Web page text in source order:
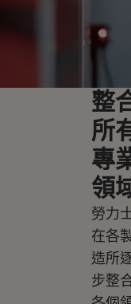
整
所
專
領
勞力
在各
造所
步整